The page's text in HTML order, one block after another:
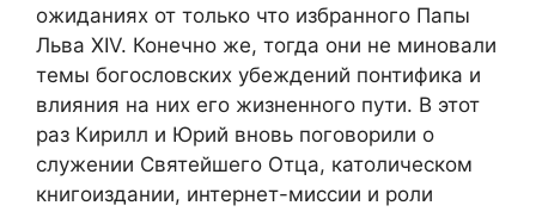
ожиданиях от только что избранного Папы
Льва XIV. Конечно же, тогда они не миновали
темы богословских убеждений понтифика и
влияния на них его жизненного пути. В этот
раз Кирилл и Юрий вновь поговорили о
служении Святейшего Отца, католическом
книгоиздании, интернет-миссии и роли